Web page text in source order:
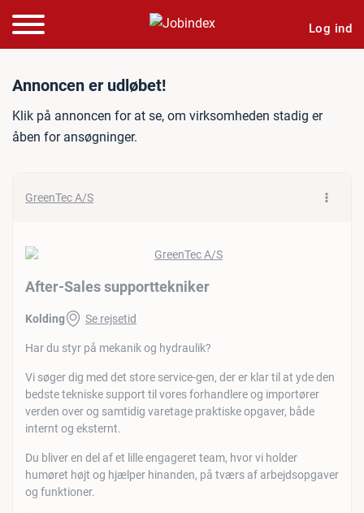
Log ind
Jobannonce: After-Sales
Annoncen er udløbet!
Klik på annoncen for at se, om virksomheden stadig er
åben for ansøgninger.
GreenTec A/S
After-Sales supporttekniker
Kolding Se rejsetid
Har du styr på mekanik og hydraulik?
Vi søger dig med det store service-gen, der er klar til at yde den
bedste tekniske support til vores forhandlere og importører
verden over og samtidig varetage praktiske opgaver, både
internt og eksternt.
Du bliver en del af et lille engageret team, hvor vi holder
humøret højt og hjælper hinanden, på tværs af arbejdsopgaver
og funktioner.